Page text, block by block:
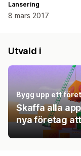
Lansering
8 mars 2017
Utvald i
Bygg upp ett
Skaffa alla
nya företag